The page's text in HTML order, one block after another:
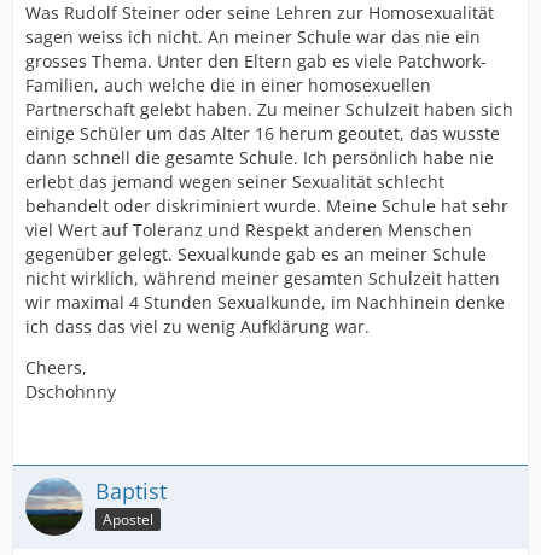
Was Rudolf Steiner oder seine Lehren zur Homosexualität
sagen weiss ich nicht. An meiner Schule war das nie ein
grosses Thema. Unter den Eltern gab es viele Patchwork-
Familien, auch welche die in einer homosexuellen
Partnerschaft gelebt haben. Zu meiner Schulzeit haben sich
einige Schüler um das Alter 16 herum geoutet, das wusste
dann schnell die gesamte Schule. Ich persönlich habe nie
erlebt das jemand wegen seiner Sexualität schlecht
behandelt oder diskriminiert wurde. Meine Schule hat sehr
viel Wert auf Toleranz und Respekt anderen Menschen
gegenüber gelegt. Sexualkunde gab es an meiner Schule
nicht wirklich, während meiner gesamten Schulzeit hatten
wir maximal 4 Stunden Sexualkunde, im Nachhinein denke
ich dass das viel zu wenig Aufklärung war.
Cheers,
Dschohnny
Baptist
Apostel